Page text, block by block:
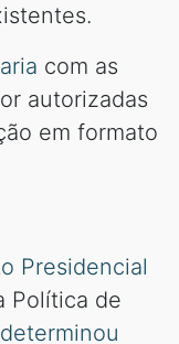
com as
autorizadas
em formato
Presidencial
Política de
determinou